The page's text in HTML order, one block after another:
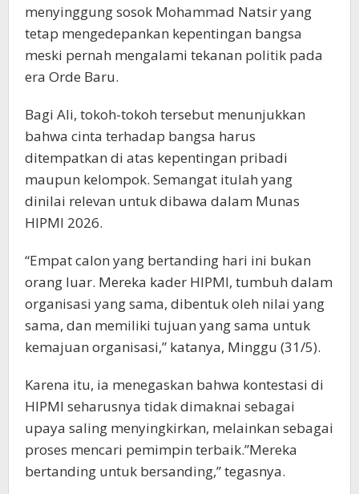
menyinggung sosok Mohammad Natsir yang
tetap mengedepankan kepentingan bangsa
meski pernah mengalami tekanan politik pada
era Orde Baru.
Bagi Ali, tokoh-tokoh tersebut menunjukkan
bahwa cinta terhadap bangsa harus
ditempatkan di atas kepentingan pribadi
maupun kelompok. Semangat itulah yang
dinilai relevan untuk dibawa dalam Munas
HIPMI 2026.
“Empat calon yang bertanding hari ini bukan
orang luar. Mereka kader HIPMI, tumbuh dalam
organisasi yang sama, dibentuk oleh nilai yang
sama, dan memiliki tujuan yang sama untuk
kemajuan organisasi,” katanya, Minggu (31/5).
Karena itu, ia menegaskan bahwa kontestasi di
HIPMI seharusnya tidak dimaknai sebagai
upaya saling menyingkirkan, melainkan sebagai
proses mencari pemimpin terbaik.”Mereka
bertanding untuk bersanding,” tegasnya.